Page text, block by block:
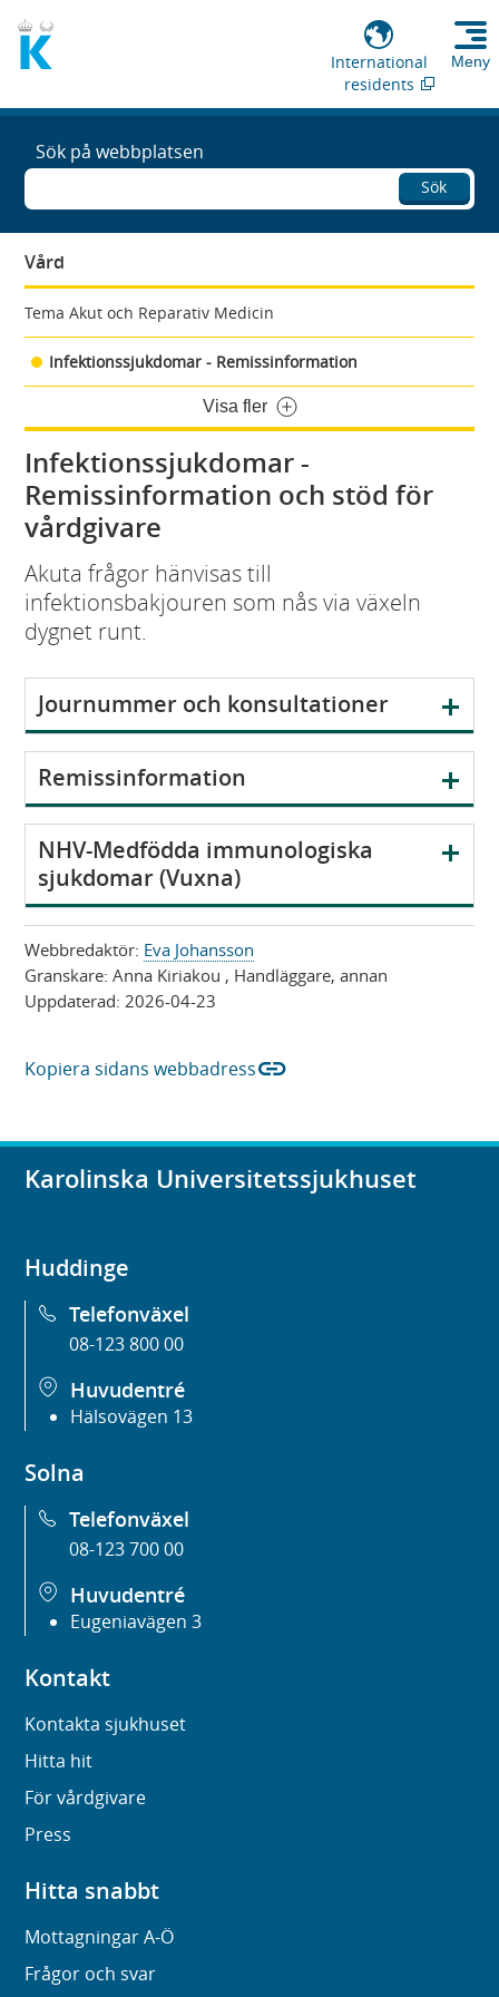
International
residents
Meny
Sök på webbplatsen
Sök
Vård
Tema Akut och Reparativ Medicin
Infektionssjukdomar - Remissinformation
Visa fler
Infektionssjukdomar -
Remissinformation och stöd för
vårdgivare
Akuta frågor hänvisas till
infektionsbakjouren som nås via växeln
dygnet runt.
V
i
s
a
Journummer och konsultationer
V
i
s
a
Remissinformation
V
i
s
a
NHV-Medfödda immunologiska
sjukdomar (Vuxna)
Webbredaktör: Eva Johansson
Granskare:Anna Kiriakou , Handläggare, annan
Uppdaterad: 2026-04-23
Kopiera sidans webbadresslink
Karolinska Universitetssjukhuset
Huddinge
Telefonväxel
08-123 800 00
Huvudentré
Hälsovägen 13
Solna
Telefonväxel
08-123 700 00
Huvudentré
Eugeniavägen 3
Kontakt
Kontakta sjukhuset
Hitta hit
För vårdgivare
Press
Hitta snabbt
Mottagningar A-Ö
Frågor och svar